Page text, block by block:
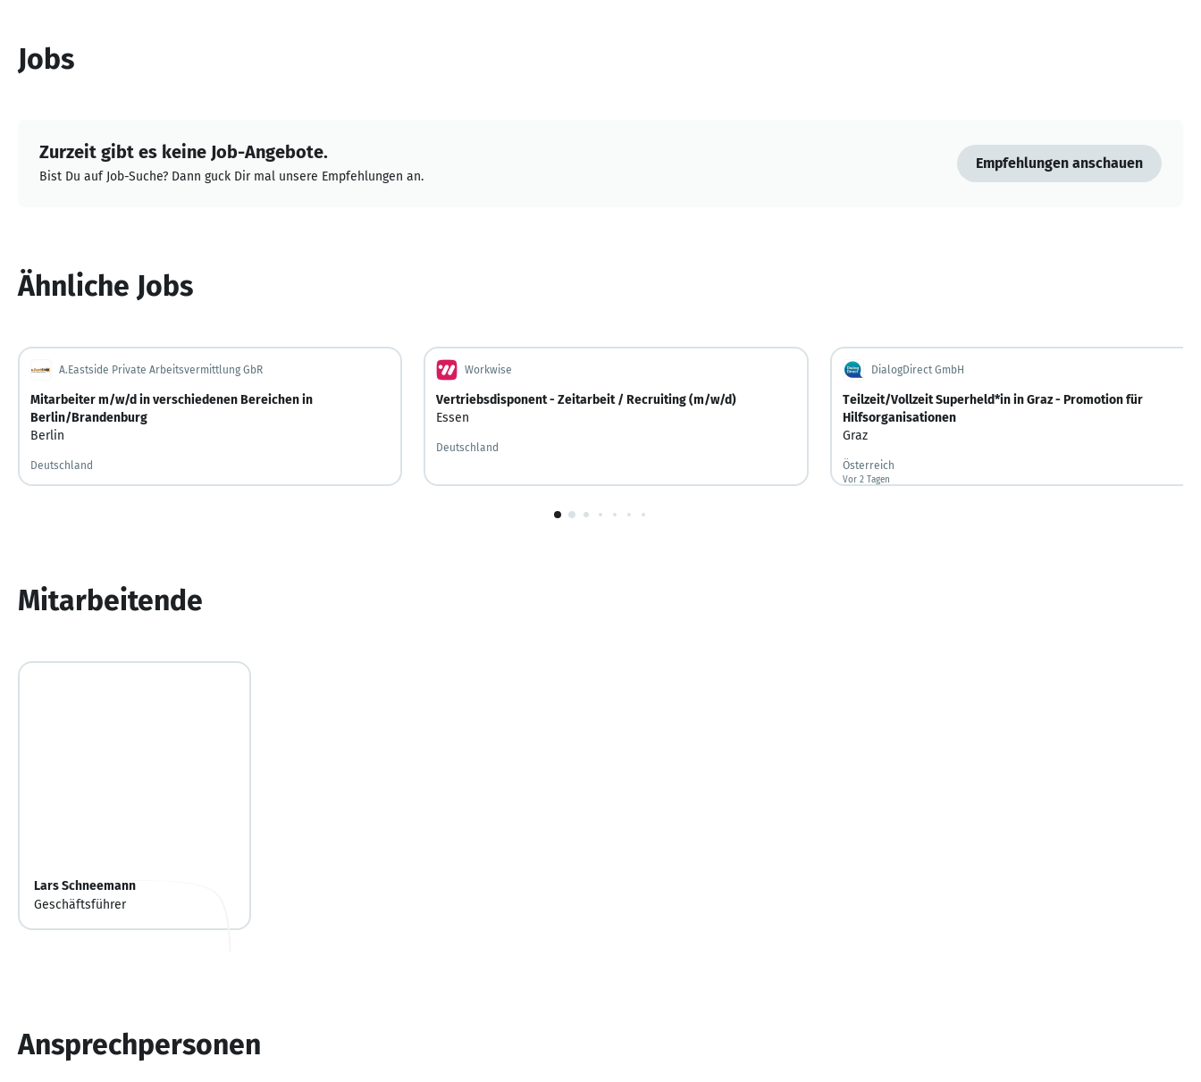
Jobs
Zurzeit gibt es keine Job-Angebote.
Bist Du auf Job-Suche? Dann guck Dir mal unsere Empfehlungen an.
Empfehlungen anschauen
Ähnliche Jobs
A.Eastside Private Arbeitsvermittlung GbR
Mitarbeiter m/w/d in verschiedenen Bereichen in
Berlin/Brandenburg
Berlin
Deutschland
Workwise
Vertriebsdisponent - Zeitarbeit / Recruiting (m/w/d)
Essen
Deutschland
DialogDirect GmbH
Teilzeit/Vollzeit Superheld*in in Graz - Promotion für
Hilfsorganisationen
Graz
Österreich
Vor 2 Tagen
Vor 2 Tagen veröffentlicht
1
Mitarbeitende
Lars Schneemann
Geschäftsführer
Ansprechpersonen